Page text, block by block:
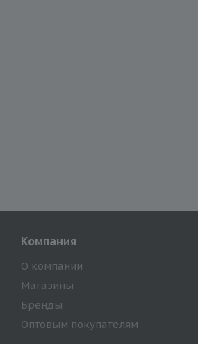
Компания
О компании
Магазины
Бренды
Оптовым покупателям